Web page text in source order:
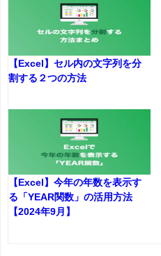
【Excel】セル内の文字列を分
割する２つの方法
【Excel】今年の年数を表示す
る「YEAR関数」の活用方法
【2024年9月】